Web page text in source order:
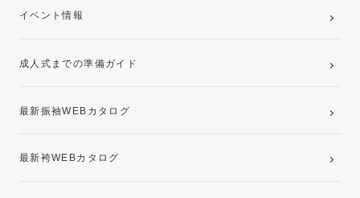
卒業袴レンタルプラン
イベント情報
成人式までの準備ガイド
最新振袖WEBカタログ
最新袴WEBカタログ